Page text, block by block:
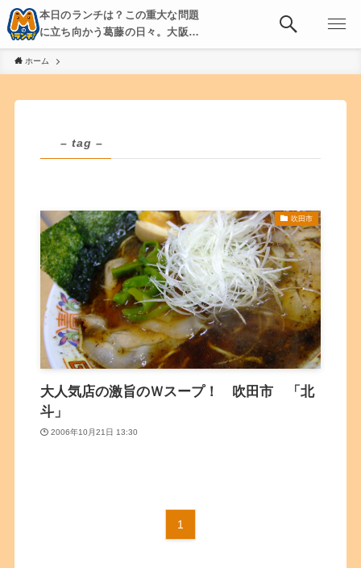
本日のランチは？この重大な問題
に立ち向かう葛藤の日々。大阪・
京都・神戸を中心とした食べ歩
き、飲み歩きを綴る。
ホーム
– tag –
吹田市
大人気店の激旨のＷスープ！ 吹田市 「北
斗」
2006年10月21日 13:30
1